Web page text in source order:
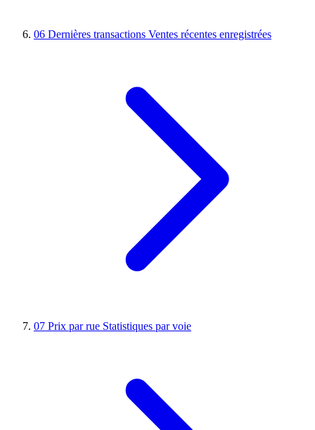
06 Dernières transactions Ventes récentes enregistrées
07 Prix par rue Statistiques par voie